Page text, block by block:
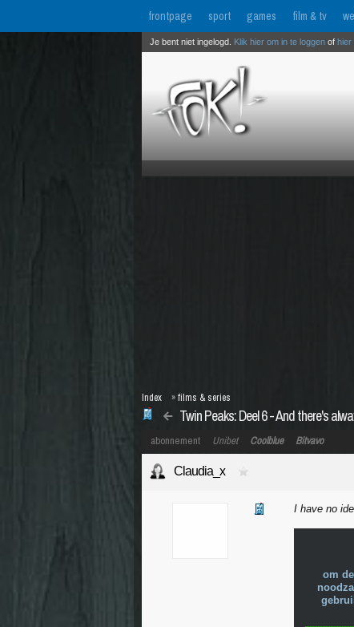
frontpage sport games film & tv
Je bent niet ingelogd. Klik hier om in te loggen of hier
Twin Peaks: Deel 6 - And there's
Index »films & series
abonnement Unibet Coolblue Bitvavo
Claudia_x
I have no
om